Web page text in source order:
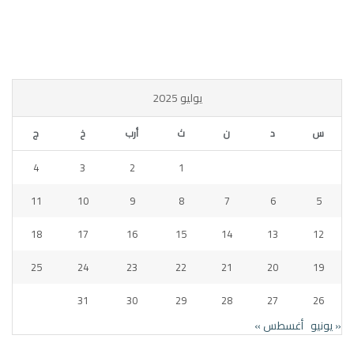
يوليو 2025
س د ن ث أرب خ ج
1
2
3
4
5
6
7
8
9
10
11
12
13
14
15
16
17
18
19
20
21
22
23
24
25
26
27
28
29
30
31
« يونيو أغسطس »